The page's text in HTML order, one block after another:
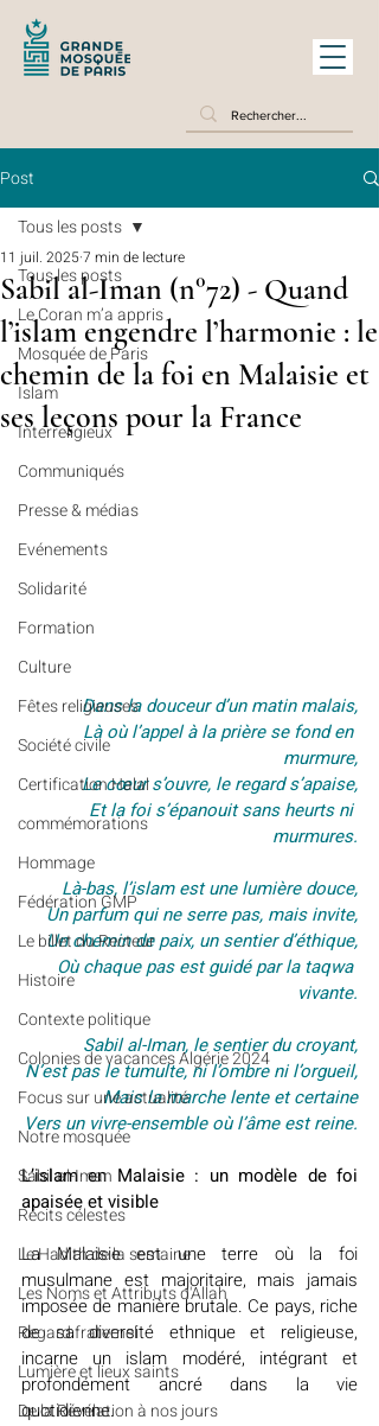
Post
Tous les posts
Le Coran m’a appris
Mosquée de Paris
Islam
Interreligieux
Communiqués
Presse & médias
Evénements
Solidarité
Formation
Culture
Fêtes religieuses
Société civile
Certification Halal
commémorations
Hommage
Fédération GMP
Le billet du Recteur
Histoire
Contexte politique
Colonies de vacances Algérie 2024
​​Focus sur une actualité
Notre mosquée
Sabil al-Iman
Récits célestes
Le Hadith de la semaine
Les Noms et Attributs d'Allah
Regard fraternel
Lumière et lieux saints
De la Révélation à nos jours
Tous les posts
Sabil al-Iman (n°72) - Quand
l’islam engendre l’harmonie : le
chemin de la foi en Malaisie et
ses leçons pour la France
11 juil. 20257 min de lecture
Dans la douceur d’un matin malais,
Là où l’appel à la prière se fond en
murmure,
Le cœur s’ouvre, le regard s’apaise,
Et la foi s’épanouit sans heurts ni
murmures.
Là-bas, l’islam est une lumière douce,
Un parfum qui ne serre pas, mais invite,
Un chemin de paix, un sentier d’éthique,
Où chaque pas est guidé par la taqwa
vivante.
Sabil al-Iman, le sentier du croyant,
N’est pas le tumulte, ni l’ombre ni l’orgueil,
Mais la marche lente et certaine
Vers un vivre-ensemble où l’âme est reine.
L’islam en Malaisie : un modèle de foi
apaisée et visible
La Malaisie est une terre où la foi
musulmane est majoritaire, mais jamais
imposée de manière brutale. Ce pays, riche
de sa diversité ethnique et religieuse,
incarne un islam modéré, intégrant et
profondément ancré dans la vie
quotidienne.